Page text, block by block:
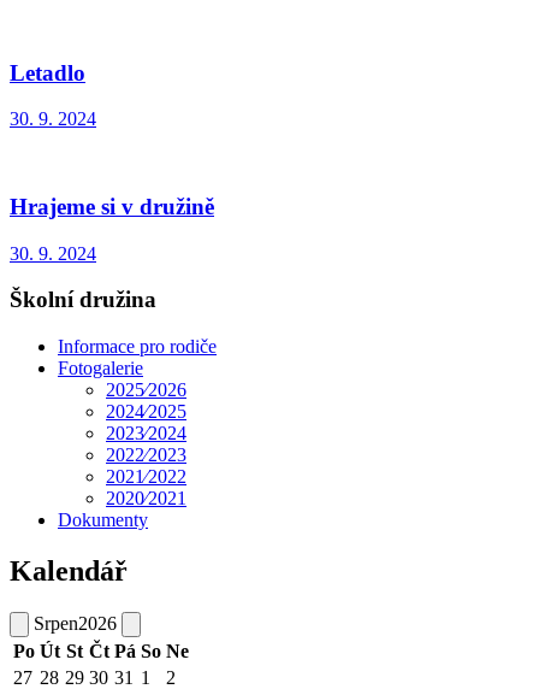
Letadlo
30. 9. 2024
Hrajeme si v družině
30. 9. 2024
Školní družina
Informace pro rodiče
Fotogalerie
2025⁄2026
2024⁄2025
2023⁄2024
2022⁄2023
2021⁄2022
2020⁄2021
Dokumenty
Kalendář
Srpen2026
Po Út St Čt Pá So Ne
27 28 29 30 31 1
2